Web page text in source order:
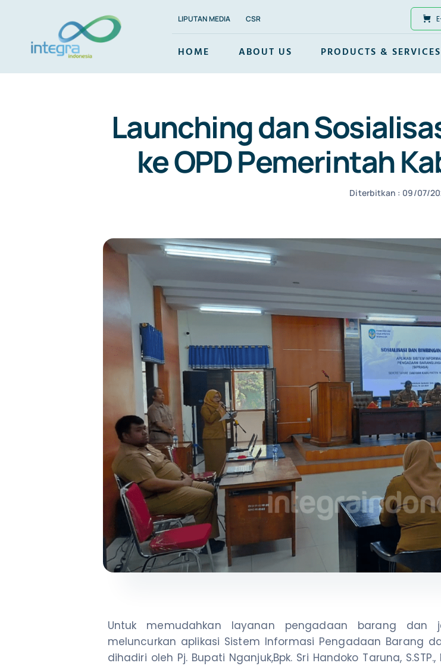
content
LIPUTAN MEDIA CSR
HOME ABOUT US PRODUCTS & SERVICES
Launching dan
ke OPD Pemerintah
Diterbitkan : 09/07/
Untuk memudahkan layanan pengadaan barang dan
meluncurkan aplikasi Sistem Informasi Pengadaan Barang
dihadiri oleh Pj. Bupati Nganjuk,Bpk. Sri Handoko Taruna,